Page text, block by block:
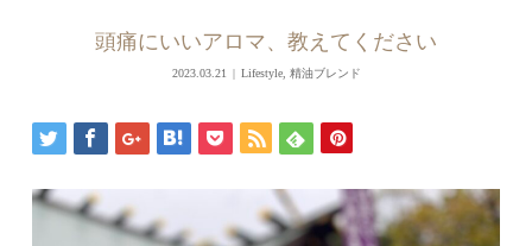
頭痛にいいアロマ、教えてください
2023.03.21 Lifestyle, 精油ブレンド